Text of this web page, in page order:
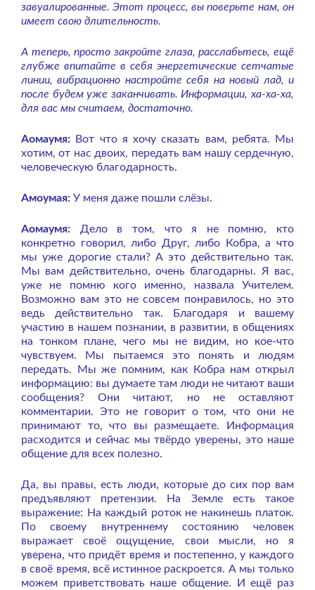
завуалированные. Этот процесс, вы поверьте нам, он
имеет свою длительность.
А теперь, просто закройте глаза, расслабьтесь, ещё
глубже впитайте в себя энергетические сетчатые
линии, вибрационно настройте себя на новый лад, и
после будем уже заканчивать. Информации, ха-ха-ха,
для вас мы считаем, достаточно.
Аомаумя: Вот что я хочу сказать вам, ребята. Мы
хотим, от нас двоих, передать вам нашу сердечную,
человеческую благодарность.
Амоумая: У меня даже пошли слёзы.
Аомаумя: Дело в том, что я не помню, кто
конкретно говорил, либо Друг, либо Кобра, а что
мы уже дорогие стали? А это действительно так.
Мы вам действительно, очень благодарны. Я вас,
уже не помню кого именно, назвала Учителем.
Возможно вам это не совсем понравилось, но это
ведь действительно так. Благодаря и вашему
участию в нашем познании, в развитии, в общениях
на тонком плане, чего мы не видим, но кое-что
чувствуем. Мы пытаемся это понять и людям
передать. Мы же помним, как Кобра нам открыл
информацию: вы думаете там люди не читают ваши
сообщения? Они читают, но не оставляют
комментарии. Это не говорит о том, что они не
принимают то, что вы размещаете. Информация
расходится и сейчас мы твёрдо уверены, это наше
общение для всех полезно.
Да, вы правы, есть люди, которые до сих пор вам
предъявляют претензии. На Земле есть такое
выражение: На каждый роток не накинешь платок.
По своему внутреннему состоянию человек
выражает своё ощущение, свои мысли, но я
уверена, что придёт время и постепенно, у каждого
в своё время, всё истинное раскроется. А мы только
можем приветствовать наше общение. И ещё раз